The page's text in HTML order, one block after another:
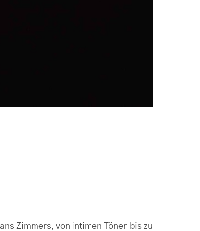
Zimmers, von intimen Tönen bis zu